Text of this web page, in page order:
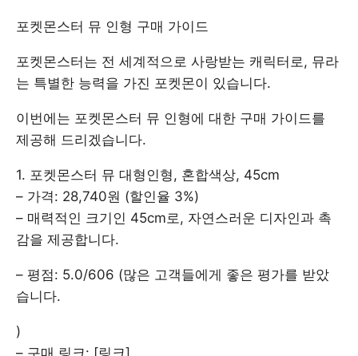
포켓몬스터 뮤 인형 구매 가이드
포켓몬스터는 전 세계적으로 사랑받는 캐릭터로, 뮤라
는 특별한 능력을 가진 포켓몬이 있습니다.
이번에는 포켓몬스터 뮤 인형에 대한 구매 가이드를
제공해 드리겠습니다.
1. 포켓몬스터 뮤 대형인형, 혼합색상, 45cm
– 가격: 28,740원 (할인율 3%)
– 매력적인 크기인 45cm로, 자연스러운 디자인과 촉
감을 제공합니다.
– 평점: 5.0/606 (많은 고객들에게 좋은 평가를 받았
습니다.
)
– 구매 링크: [링크]